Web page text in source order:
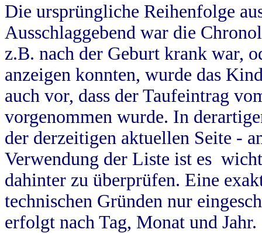
Die ursprüngliche Reihenfolge
Ausschlaggebend war die
z.B. nach der Geburt krank war,
anzeigen konnten, wurde das
auch vor, dass der Taufeintrag
vorgenommen wurde. In
der derzeitigen aktuellen Seite -
Verwendung der Liste ist es
dahinter zu überprüfen. Eine
technischen Gründen nur
erfolgt nach Tag, Monat und Jahr.